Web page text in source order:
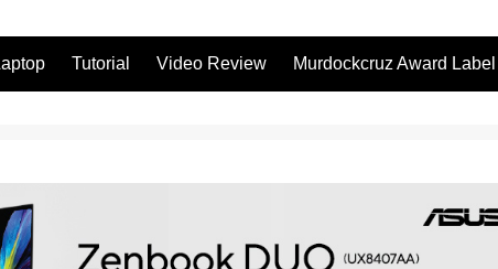
Tutorial Video Review Murdockcruz Award Label